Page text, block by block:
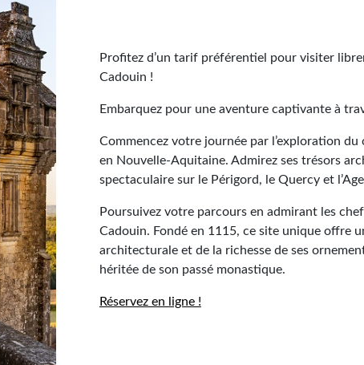
Profitez d’un tarif préférentiel pour visiter
Cadouin !
Embarquez pour une aventure captivante à
Commencez votre journée par l’exploration
en Nouvelle-Aquitaine. Admirez ses trésors
spectaculaire sur le Périgord, le Quercy et
Poursuivez votre parcours en admirant les
Cadouin. Fondé en 1115, ce site unique offre
architecturale et de la richesse de ses
héritée de son passé monastique.
Réservez en ligne !